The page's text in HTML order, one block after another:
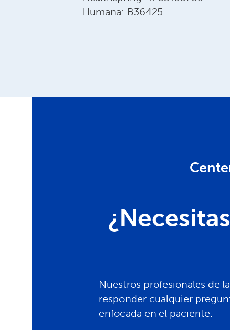
Humana: B36425
Nuestros profesionales de
responder cualquier
enfocada en el paciente.